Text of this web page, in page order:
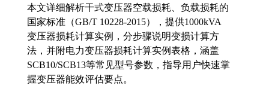
本文详细解析干式变压器空载损耗、负载损耗的
国家标准（GB/T 10228-2015），提供1000kVA
变压器损耗计算实例，分步骤说明变损计算方
法，并附电力变压器损耗计算实例表格，涵盖
SCB10/SCB13等常见型号参数，指导用户快速掌
握变压器能效评估要点。